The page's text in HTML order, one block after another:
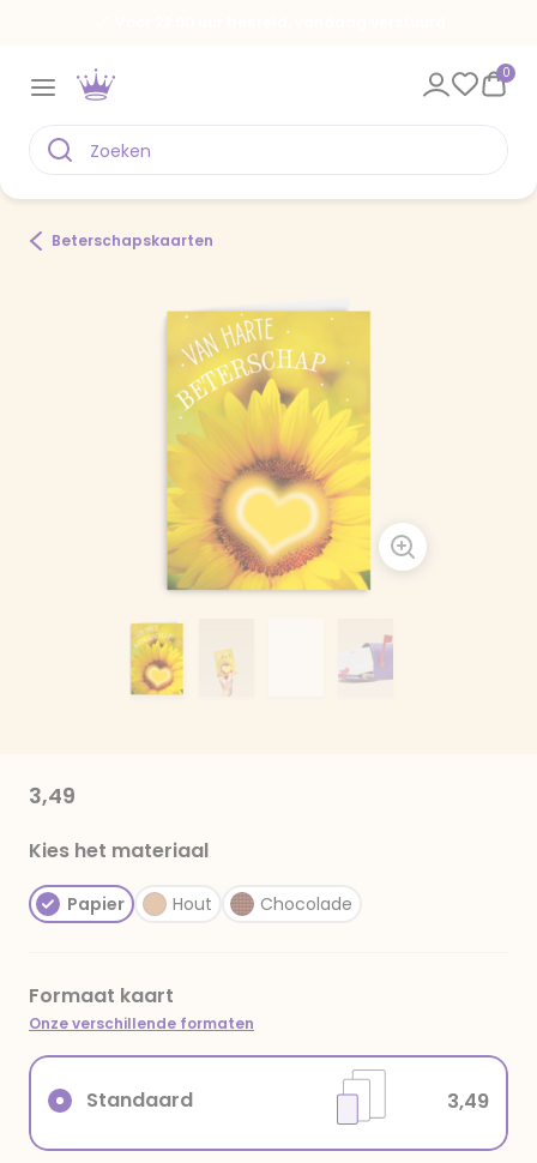
0
Beterschapskaarten
3,49
Kies het materiaal
Papier Hout Chocolade
Formaat kaart
Onze verschillende formaten
Standaard 3,49